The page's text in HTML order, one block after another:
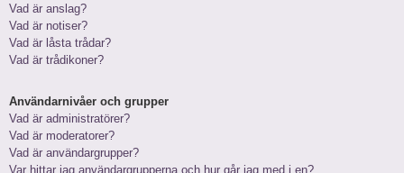
Vad är anslag?
Vad är notiser?
Vad är låsta trådar?
Vad är trådikoner?
Användarnivåer och grupper
Vad är administratörer?
Vad är moderatorer?
Vad är användargrupper?
Var hittar jag användargrupperna och hur går jag med i en?